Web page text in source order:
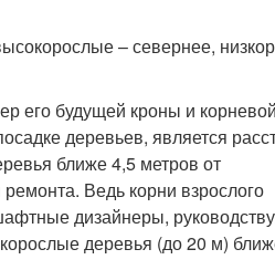
– севернее,
его будущей кроны и корневой
деревьев, является
ближе 4,5 метров от
Ведь корни взрослого
дизайнеры,
деревья (до 20 м)